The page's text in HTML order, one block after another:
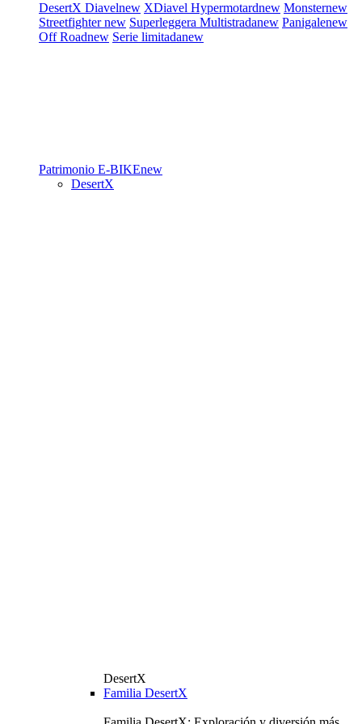
DesertX Diavelnew XDiavel Hypermotardnew Monsternew
Streetfighternew Superleggera Multistradanew Panigalenew
Off Roadnew Serie limitadanew
Patrimonio E-BIKEnew
DesertX
DesertX
Familia DesertX